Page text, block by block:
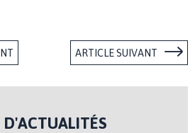
ARTICLE SUIVANT
D'ACTUALITÉS